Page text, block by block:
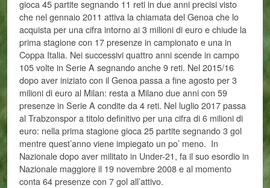
gioca 45 partite segnando 11 reti in due anni precisi visto
che nel gennaio 2011 attiva la chiamata del Genoa che lo
acquista per una cifra intorno ai 3 milioni di euro e chiude la
prima stagione con 17 presenze in campionato e una in
Coppa Italia. Nei successivi quattro anni scende in campo
105 volte in Serie A segnando anche 9 reti. Nel 2015/16
dopo aver iniziato con il Genoa passa a fine agosto per 3
milioni di euro al Milan: resta a Milano due anni con 59
presenze in Serie A condite da 4 reti. Nel luglio 2017 passa
al Trabzonspor a titolo definitivo per una cifra di 6 milioni di
euro: nella prima stagione gioca 25 partite segnando 3 gol
mentre quest’anno viene impiegato un po’ meno. In
Nazionale dopo aver militato in Under-21, fa il suo esordio in
Nazionale maggiore il 19 novembre 2008 e al momento
conta 64 presenze con 7 gol all’attivo.